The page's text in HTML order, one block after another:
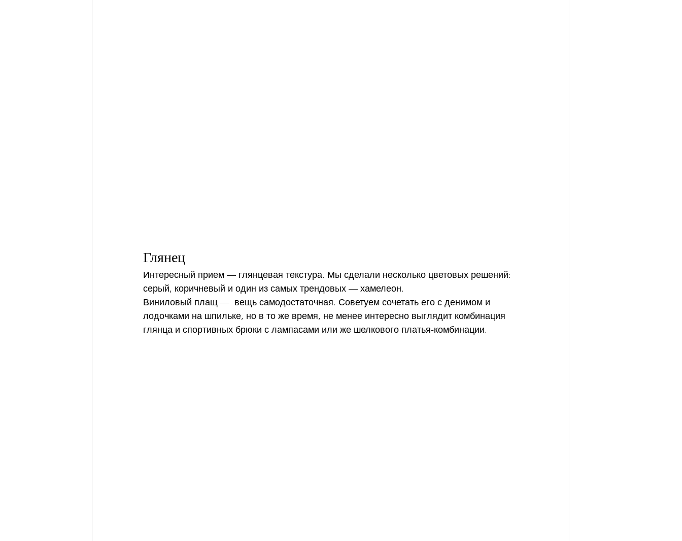
Глянец
Интересный прием — глянцевая текстура. Мы сделали несколько цветовых решений:
серый, коричневый и один из самых трендовых — хамелеон.
Виниловый плащ —  вещь самодостаточная. Советуем сочетать его с денимом и
лодочками на шпильке, но в то же время, не менее интересно выглядит комбинация
глянца и спортивных брюки с лампасами или же шелкового платья-комбинации.